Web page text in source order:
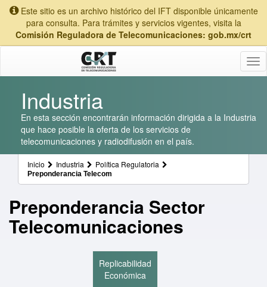
Este sitio es un archivo histórico del IFT disponible únicamente
para consulta. Para trámites y servicios vigentes, visita la
Comisión Reguladora de Telecomunicaciones: gob.mx/crt
Industria
En esta sección encontrarán información dirigida a la Industria
que hace posible la oferta de los servicios de
telecomunicaciones y radiodifusión en el país.
Inicio Industria Política Regulatoria
Preponderancia Telecom
Preponderancia Sector
Telecomunicaciones
Replicabilidad
Económica